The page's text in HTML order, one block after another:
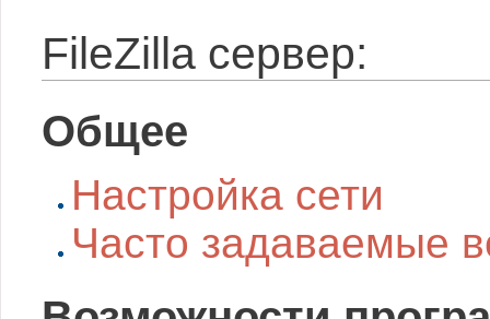
FileZilla сервер:
Общее
Настройка сети
Часто задаваемые